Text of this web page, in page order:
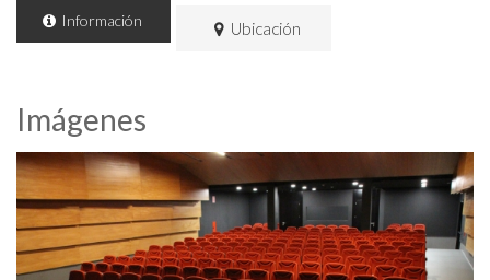
Información Ubicación
Imágenes